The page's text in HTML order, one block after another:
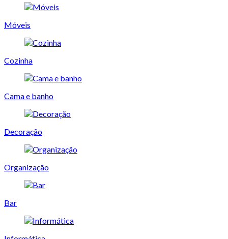
Móveis
Cozinha
Cama e banho
Decoração
Organização
Bar